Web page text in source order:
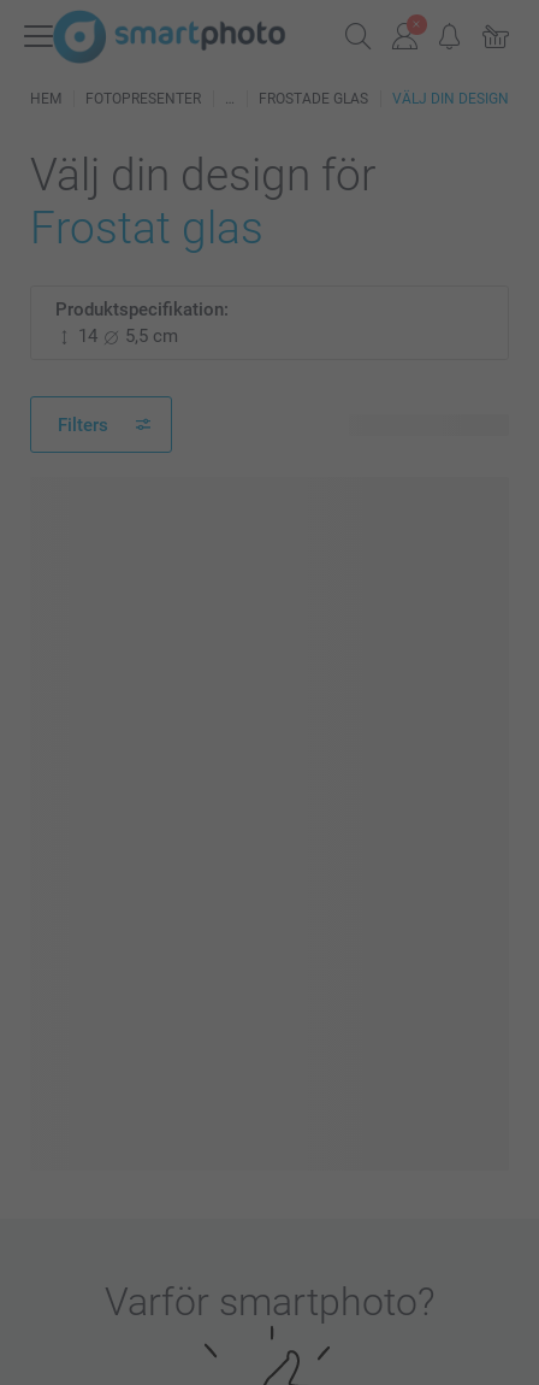
HEM FOTOPRESENTER FROSTADE GLAS VÄLJ DIN DESIGN
Välj din design för
Frostat glas
Produktspecifikation:
14
5,5 cm
Filters
Varför smartphoto?